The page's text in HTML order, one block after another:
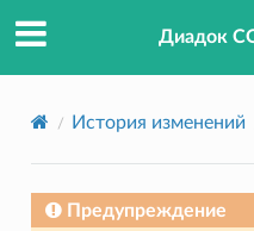
Диадок
История изменений
Предупреждение